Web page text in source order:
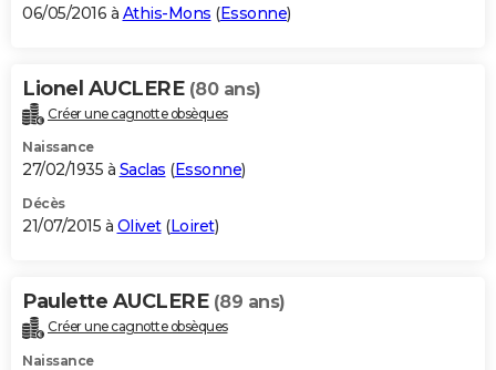
06/05/2016 à Athis-Mons (Essonne)
Lionel AUCLERE (80 ans)
Créer une cagnotte obsèques
Naissance
27/02/1935 à Saclas (Essonne)
Décès
21/07/2015 à Olivet(Loiret)
Paulette AUCLERE (89 ans)
Créer une cagnotte obsèques
Naissance